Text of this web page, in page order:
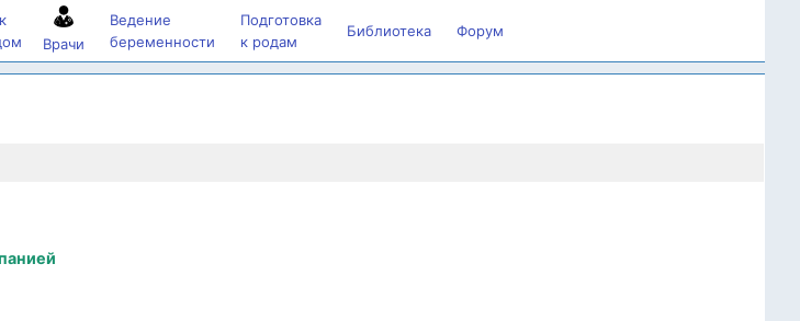
Врачи
Ведение
беременности
Подготовка
к родам
Библиотека Форум